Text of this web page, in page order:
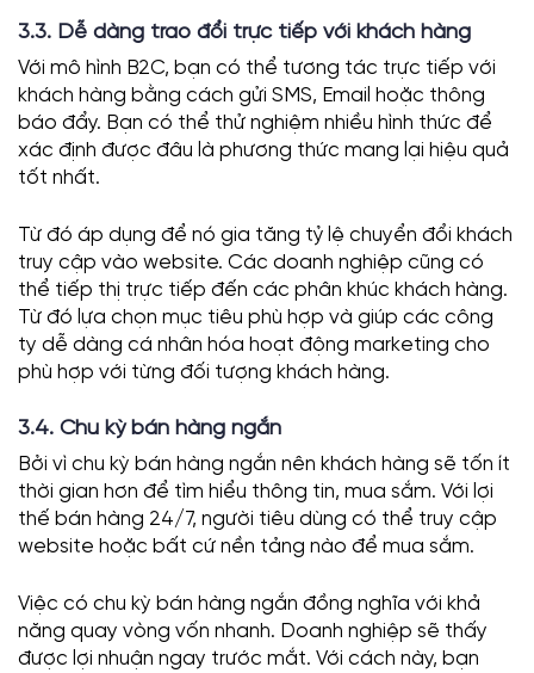
3.3. Dễ dàng trao đổi trực tiếp với khách hàng
Với mô hình B2C, bạn có thể tương tác trực tiếp với
khách hàng bằng cách gửi SMS, Email hoặc thông
báo đẩy. Bạn có thể thử nghiệm nhiều hình thức để
xác định được đâu là phương thức mang lại hiệu quả
tốt nhất.
Từ đó áp dụng để nó gia tăng tỷ lệ chuyển đổi khách
truy cập vào website. Các doanh nghiệp cũng có
thể tiếp thị trực tiếp đến các phân khúc khách hàng.
Từ đó lựa chọn mục tiêu phù hợp và giúp các công
ty dễ dàng cá nhân hóa hoạt động marketing cho
phù hợp với từng đối tượng khách hàng.
3.4. Chu kỳ bán hàng ngắn
Bởi vì chu kỳ bán hàng ngắn nên khách hàng sẽ tốn ít
thời gian hơn để tìm hiểu thông tin, mua sắm. Với lợi
thế bán hàng 24/7, người tiêu dùng có thể truy cập
website hoặc bất cứ nền tảng nào để mua sắm.
Việc có chu kỳ bán hàng ngắn đồng nghĩa với khả
năng quay vòng vốn nhanh. Doanh nghiệp sẽ thấy
được lợi nhuận ngay trước mắt. Với cách này, bạn